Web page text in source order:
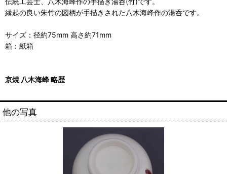
縁起の良い朱竹の図柄が手描きされた八木海峰作の湯呑です。
サイズ：径約75mm 高さ約71mm
箱：紙箱
京焼 八木海峰 略歴
他の写真